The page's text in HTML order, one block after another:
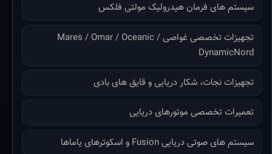
سیستم های فرمان هیدرولیک مولتی فلکس
تجهیزات تخصصی غواصی Mares / Omar / Oceanic /
DynamicNord
تجهیزات نجات، شکار دریایی و قایق های بادی
تعمیرات تخصصی موتورهای دریایی
سیستم های صوتی دریایی Fusion و اسکوترهای یاماها